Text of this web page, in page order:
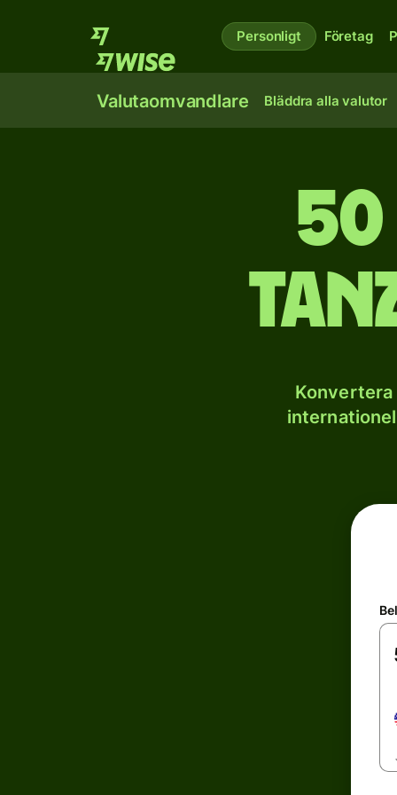
Personligt Företag
Valutaomvandlare Bläddra alla valutor
Konvertera